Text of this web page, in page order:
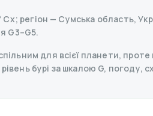
регіон — Сумська область,
G3–G5.
для всієї планети,
бурі за шкалою G, погоду,